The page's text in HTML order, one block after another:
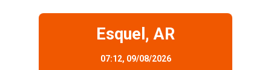
Esquel, AR
07:12, 09/08/2026